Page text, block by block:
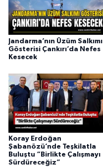
Jandarma’nın Üzüm Salkımı
Gösterisi Çankırı’da Nefes
Kesecek
Koray Erdoğan
Şabanözü’nde Teşkilatla
Buluştu “Birlikte Çalışmayı
Sürdüreceğiz”